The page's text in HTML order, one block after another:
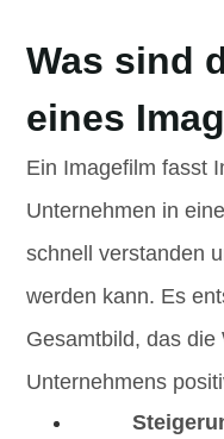
Was sind
eines
Ein Imagefilm fasst
Unternehmen in
schnell verstanden
werden kann. Es
Gesamtbild, das
Unternehmens